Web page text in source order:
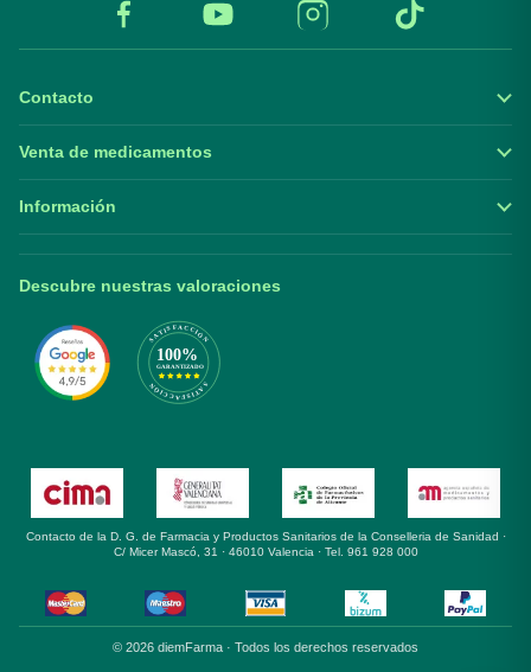
Contacto
Venta de medicamentos
Información
Descubre nuestras valoraciones
Contacto de la D. G. de Farmacia y Productos Sanitarios de la Conselleria de Sanidad ·
C/ Micer Mascó, 31 · 46010 Valencia · Tel. 961 928 000
© 2026 diemFarma · Todos los derechos reservados